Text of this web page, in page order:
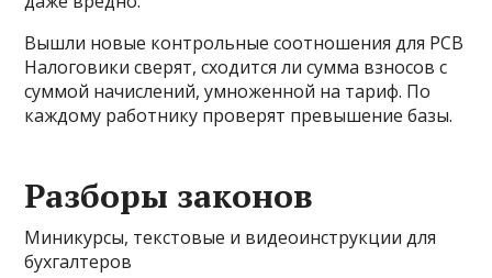
Вышли новые контрольные соотношения для РСВ
Налоговики сверят, сходится ли сумма взносов с
суммой начислений, умноженной на тариф. По
каждому работнику проверят превышение базы.
Разборы законов
Миникурсы, текстовые и видеоинструкции для
бухгалтеров